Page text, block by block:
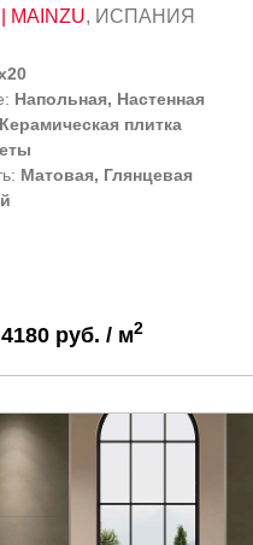
| MAINZU, ИСПАНИЯ
Напольная, Настенная
Керамическая плитка
Матовая, Глянцевая
4180 руб. / м2